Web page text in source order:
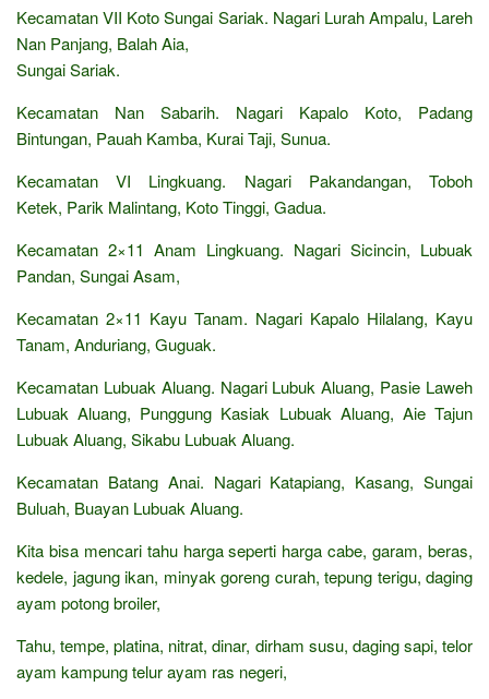
Kecamatan VII Koto Sungai Sariak. Nagari Lurah Ampalu, Lareh
Nan Panjang, Balah Aia,
Sungai Sariak.
Kecamatan Nan Sabarih. Nagari Kapalo Koto, Padang
Bintungan, Pauah Kamba, Kurai Taji, Sunua.
Kecamatan VI Lingkuang. Nagari Pakandangan, Toboh
Ketek, Parik Malintang, Koto Tinggi, Gadua.
Kecamatan 2×11 Anam Lingkuang. Nagari Sicincin, Lubuak
Pandan, Sungai Asam,
Kecamatan 2×11 Kayu Tanam. Nagari Kapalo Hilalang, Kayu
Tanam, Anduriang, Guguak.
Kecamatan Lubuak Aluang. Nagari Lubuk Aluang, Pasie Laweh
Lubuak Aluang, Punggung Kasiak Lubuak Aluang, Aie Tajun
Lubuak Aluang, Sikabu Lubuak Aluang.
Kecamatan Batang Anai. Nagari Katapiang, Kasang, Sungai
Buluah, Buayan Lubuak Aluang.
Kita bisa mencari tahu harga seperti harga cabe, garam, beras,
kedele, jagung ikan, minyak goreng curah, tepung terigu, daging
ayam potong broiler,
Tahu, tempe, platina, nitrat, dinar, dirham susu, daging sapi, telor
ayam kampung telur ayam ras negeri,